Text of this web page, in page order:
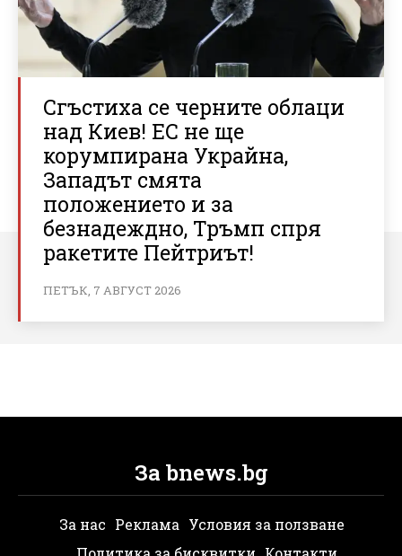
Сгъстиха се черните облаци
над Киев! ЕС не ще
корумпирана Украйна,
Западът смята
положението и за
безнадеждно, Тръмп спря
ракетите Пейтриът!
ПЕТЪК, 7 АВГУСТ 2026
За bnews.bg
За нас Реклама Условия за ползване